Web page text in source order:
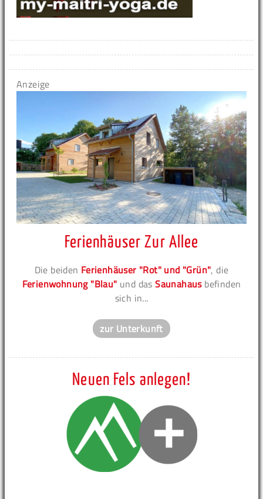
Anzeige
Ferienhäuser Zur Allee
Die beiden Ferienhäuser "Rot" und "Grün", die
Ferienwohnung "Blau" und dasSaunahausbefinden
sich in...
zur Unterkunft
Neuen Fels anlegen!